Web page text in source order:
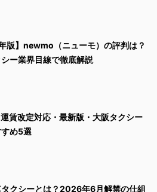
版】newmo（ニューモ）の評判は？
ー業界目線で徹底解説
賃改定対応・最新版・大阪タクシー
め5選
クシーとは？2026年6月解禁の仕組